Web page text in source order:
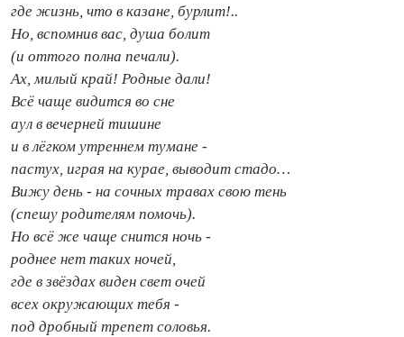
где жизнь, что в казане, бурлит!..
Но, вспомнив вас, душа болит
(и оттого полна печали).
Ах, милый край! Родные дали!
Всё чаще видится во сне
аул в вечерней тишине
и в лёгком утреннем тумане -
пастух, играя на курае, выводит стадо…
Вижу день - на сочных травах свою тень
(спешу родителям помочь).
Но всё же чаще снится ночь -
роднее нет таких ночей,
где в звёздах виден свет очей
всех окружающих тебя -
под дробный трепет соловья.